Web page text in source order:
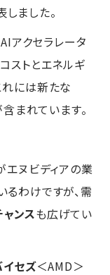
しました。
アクセラレータ
ストとエネルギ
れには新たな
まれています。
エヌビディアの業
わけですが、需
ンスも広げてい
イセズ＜AMD＞